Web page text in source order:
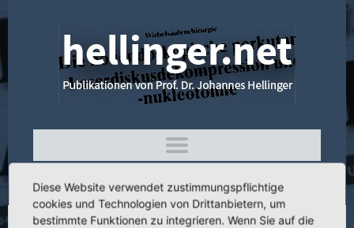
Diese Website verwendet zustimmungspflichtige
cookies und Technologien von Drittanbietern, um
bestimmte Funktionen zu integrieren. Wenn Sie auf die